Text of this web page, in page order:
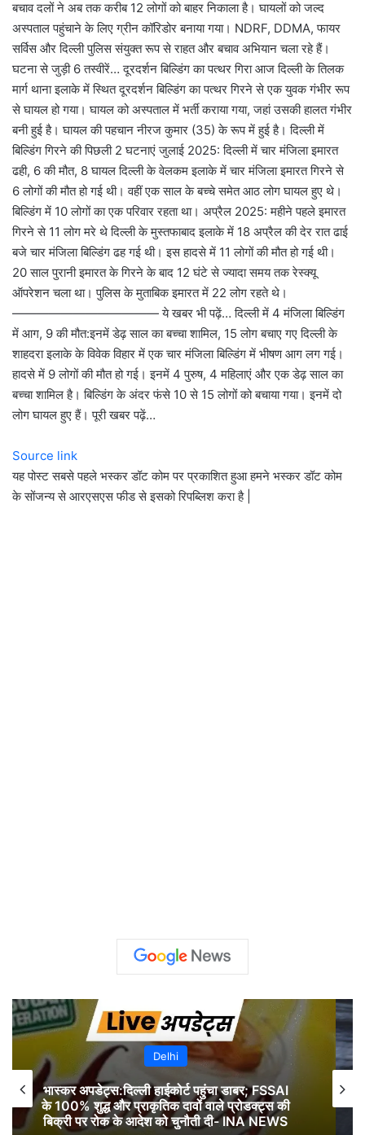
बचाव दलों ने अब तक करीब 12 लोगों को बाहर निकाला है। घायलों को जल्द
अस्पताल पहुंचाने के लिए ग्रीन कॉरिडोर बनाया गया। NDRF, DDMA, फायर
सर्विस और दिल्ली पुलिस संयुक्त रूप से राहत और बचाव अभियान चला रहे हैं।
घटना से जुड़ी 6 तस्वीरें… दूरदर्शन बिल्डिंग का पत्थर गिरा आज दिल्ली के तिलक
मार्ग थाना इलाके में स्थित दूरदर्शन बिल्डिंग का पत्थर गिरने से एक युवक गंभीर रूप
से घायल हो गया। घायल को अस्पताल में भर्ती कराया गया, जहां उसकी हालत गंभीर
बनी हुई है। घायल की पहचान नीरज कुमार (35) के रूप में हुई है। दिल्ली में
बिल्डिंग गिरने की पिछली 2 घटनाएं जुलाई 2025: दिल्ली में चार मंजिला इमारत
ढही, 6 की मौत, 8 घायल दिल्ली के वेलकम इलाके में चार मंजिला इमारत गिरने से
6 लोगों की मौत हो गई थी। वहीं एक साल के बच्चे समेत आठ लोग घायल हुए थे।
बिल्डिंग में 10 लोगों का एक परिवार रहता था। अप्रैल 2025: महीने पहले इमारत
गिरने से 11 लोग मरे थे दिल्ली के मुस्तफाबाद इलाके में 18 अप्रैल की देर रात ढाई
बजे चार मंजिला बिल्डिंग ढह गई थी। इस हादसे में 11 लोगों की मौत हो गई थी।
20 साल पुरानी इमारत के गिरने के बाद 12 घंटे से ज्यादा समय तक रेस्क्यू
ऑपरेशन चला था। पुलिस के मुताबिक इमारत में 22 लोग रहते थे।
———————————— ये खबर भी पढ़ें… दिल्ली में 4 मंजिला बिल्डिंग
में आग, 9 की मौत:इनमें डेढ़ साल का बच्चा शामिल, 15 लोग बचाए गए दिल्ली के
शाहदरा इलाके के विवेक विहार में एक चार मंजिला बिल्डिंग में भीषण आग लग गई।
हादसे में 9 लोगों की मौत हो गई। इनमें 4 पुरुष, 4 महिलाएं और एक डेढ़ साल का
बच्चा शामिल है। बिल्डिंग के अंदर फंसे 10 से 15 लोगों को बचाया गया। इनमें दो
लोग घायल हुए हैं। पूरी खबर पढ़ें…
Source link
यह पोस्ट सबसे पहले भस्कर डॉट कोम पर प्रकाशित हुआ हमने भस्कर डॉट कोम
के सोंजन्य से आरएसएस फीड से इसको रिपब्लिश करा है |
Uttar Pradesh
खबर शहर , Weather Update: आगरा में मेहरबान
मानसून, बारिश ने दी बड़ी राहत; माैसम विभाग ने जारी
किया अलर्ट – INA